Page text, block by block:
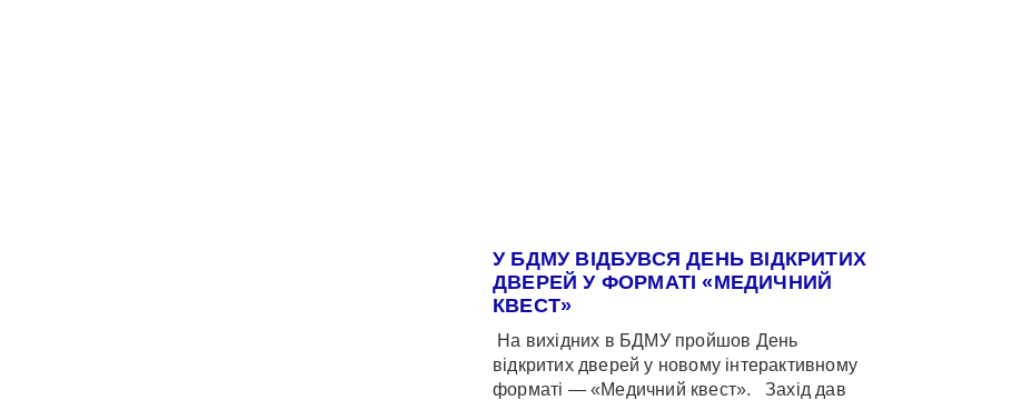
У БДМУ ВІДБУВСЯ ДЕНЬ ВІДКРИТИХ
ДВЕРЕЙ У ФОРМАТІ «МЕДИЧНИЙ
КВЕСТ»
На вихідних в БДМУ пройшов День
відкритих дверей у новому інтерактивному
форматі — «Медичний квест». Захід дав